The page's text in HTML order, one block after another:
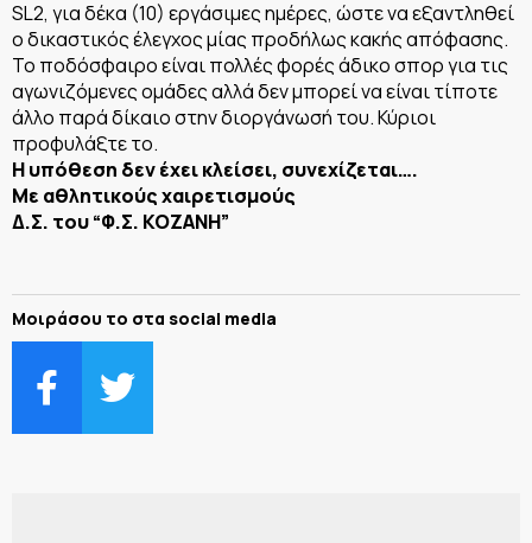
SL2, για δέκα (10) εργάσιμες ημέρες, ώστε να εξαντληθεί
ο δικαστικός έλεγχος μίας προδήλως κακής απόφασης.
Το ποδόσφαιρο είναι πολλές φορές άδικο σπορ για τις
αγωνιζόμενες ομάδες αλλά δεν μπορεί να είναι τίποτε
άλλο παρά δίκαιο στην διοργάνωσή του. Κύριοι
προφυλάξτε το.
Η υπόθεση δεν έχει κλείσει, συνεχίζεται….
Με αθλητικούς χαιρετισμούς
Δ.Σ. του “Φ.Σ. ΚΟΖΑΝΗ”
Μοιράσου το στα social media